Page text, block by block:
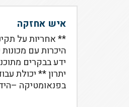
איש אחזקה
** אחריות על
היכרות עם
ידע בבקרים
יתרון ** יכולת
בפנאומטיקה